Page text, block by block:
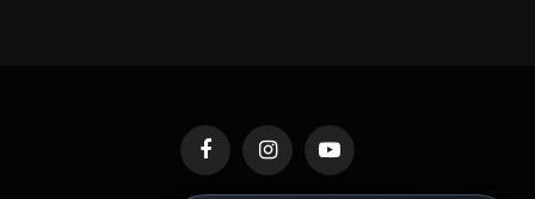
FacebookInstagramYouTube